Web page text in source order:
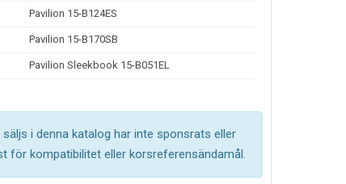
Pavilion 15-B124ES
Pavilion 15-B170SB
Pavilion Sleekbook 15-B051EL
i denna katalog har inte sponsrats eller
för kompatibilitet eller korsreferensändamål.